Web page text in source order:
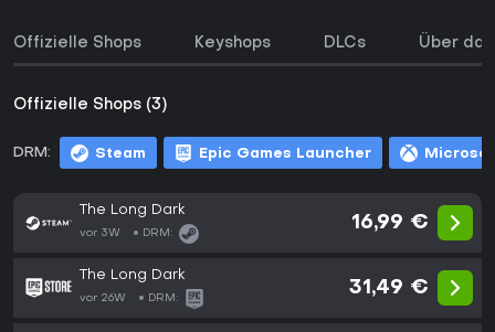
Offizielle Shops Keyshops DLCs Über
Offizielle Shops (3)
DRM: Steam Epic Games Launcher
The Long Dark
vor 3W DRM:
16,99 €
The Long Dark
vor 26W DRM:
31,49 €